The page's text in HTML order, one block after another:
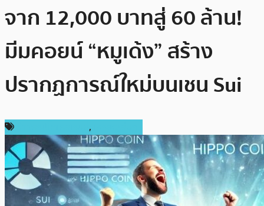
จาก 12,000 บาทสู่ 60 ล้าน!
มีมคอยน์ “หมูเด้ง” สร้าง
ปรากฏการณ์ใหม่บนเชน Sui
,